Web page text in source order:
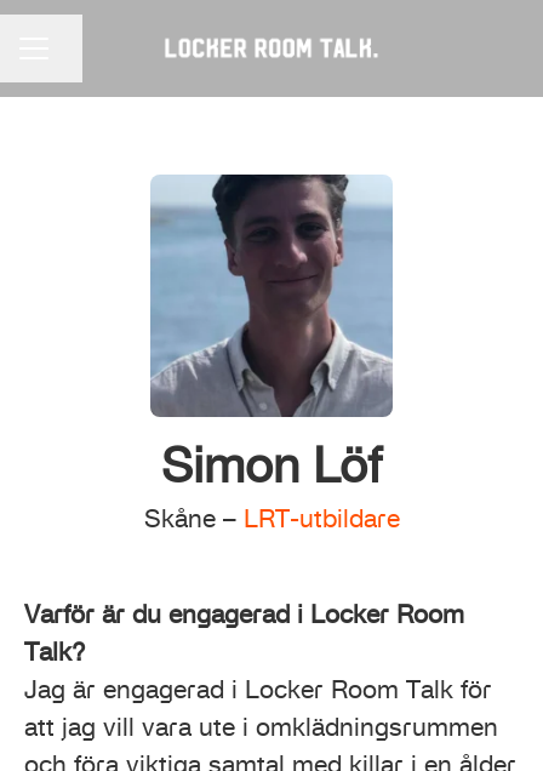
Simon Löf
Skåne – LRT-utbildare
Varför är du engagerad i Locker Room
Talk?
Jag är engagerad i Locker Room Talk för
att jag vill vara ute i omklädningsrummen
och föra viktiga samtal med killar i en ålder